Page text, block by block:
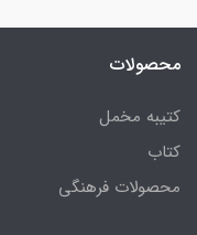
محصولات
کتیبه مخمل
کتاب
محصولات فرهنگی